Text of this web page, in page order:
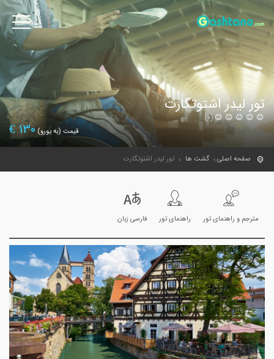
تور لیدر اشتوتگارت
(0)
قیمت (به یورو) 130
€
صفحه اصلی گشت ها تور لیدر اشتوتگارت
مترجم و راهنمای تور راهنمای تور فارسی زبان